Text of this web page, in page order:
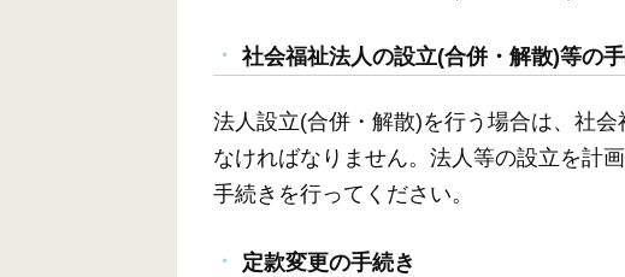
社会福祉法人の設立(合併・解散)等の
法人設立(合併・解散)を行う場合は、社
なければなりません。法人等の設立を計
手続きを行ってください。
定款変更の手続き